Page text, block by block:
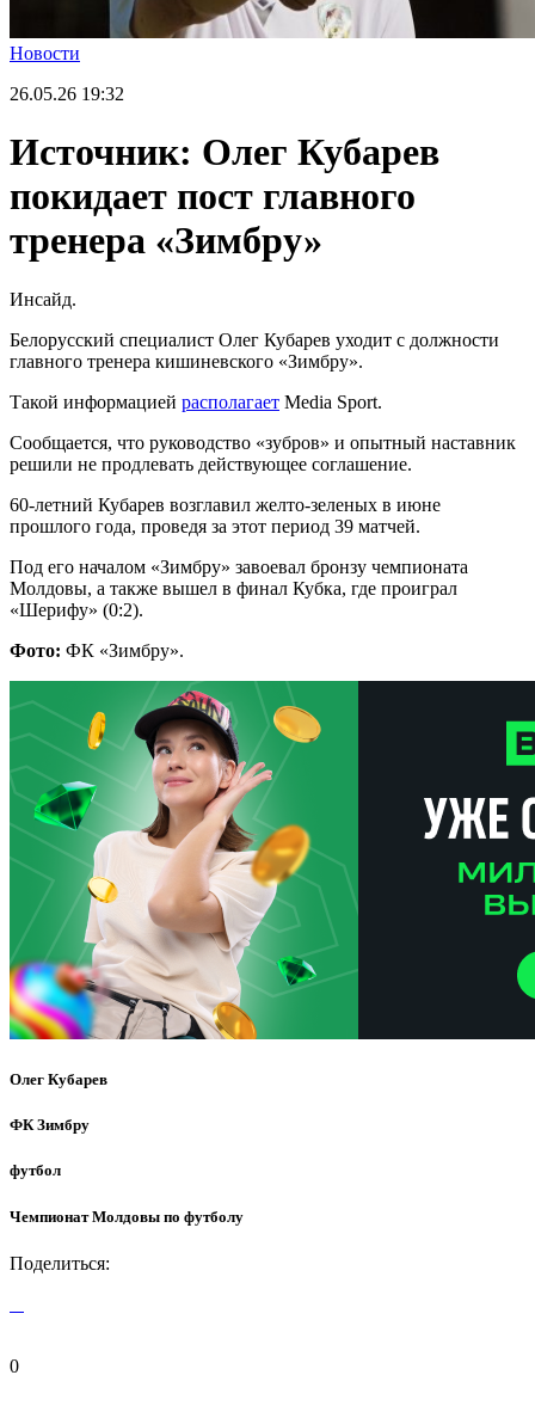
Новости
26.05.26 19:32
Источник: Олег Кубарев
покидает пост главного
тренера «Зимбру»
Инсайд.
Белорусский специалист Олег Кубарев уходит с должности
главного тренера кишиневского «Зимбру».
Такой информацией располагает Media Sport.
Сообщается, что руководство «зубров» и опытный наставник
решили не продлевать действующее соглашение.
60-летний Кубарев возглавил желто-зеленых в июне
прошлого года, проведя за этот период 39 матчей.
Под его началом «Зимбру» завоевал бронзу чемпионата
Молдовы, а также вышел в финал Кубка, где проиграл
«Шерифу» (0:2).
Фото: ФК «Зимбру».
Олег Кубарев
ФК Зимбру
футбол
Чемпионат Молдовы по футболу
Поделиться:
0